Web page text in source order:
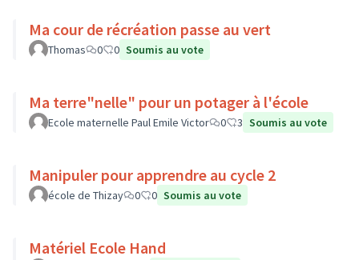
Ma cour de récréation passe au vert
Thomas 0 0 Soumis au vote
Ma terre"nelle" pour un potager à l'école
Ecole maternelle Paul Emile Victor 0 3 Soumis au vote
Manipuler pour apprendre au cycle 2
école de Thizay 0 0 Soumis au vote
Matériel Ecole Hand